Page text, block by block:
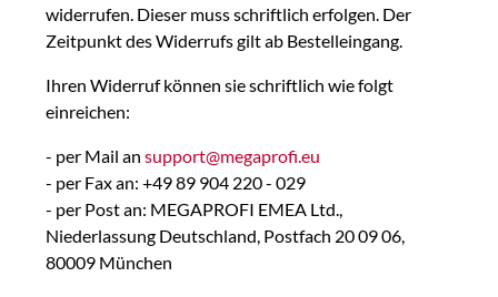
widerrufen. Dieser muss schriftlich erfolgen. Der
Zeitpunkt des Widerrufs gilt ab Bestelleingang.
Ihren Widerruf können sie schriftlich wie folgt
einreichen:
- per Mail an support@megaprofi.eu
- per Fax an: +49 89 904 220 - 029
- per Post an: MEGAPROFI EMEA Ltd.,
Niederlassung Deutschland, Postfach 20 09 06,
80009 München